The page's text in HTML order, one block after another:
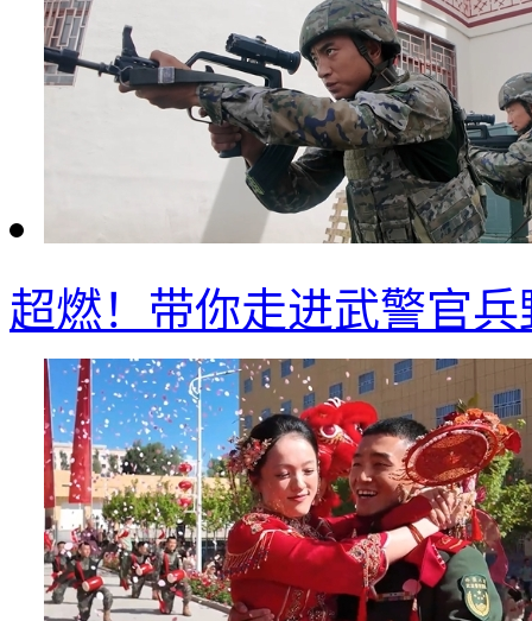
超燃！带你走进武警官